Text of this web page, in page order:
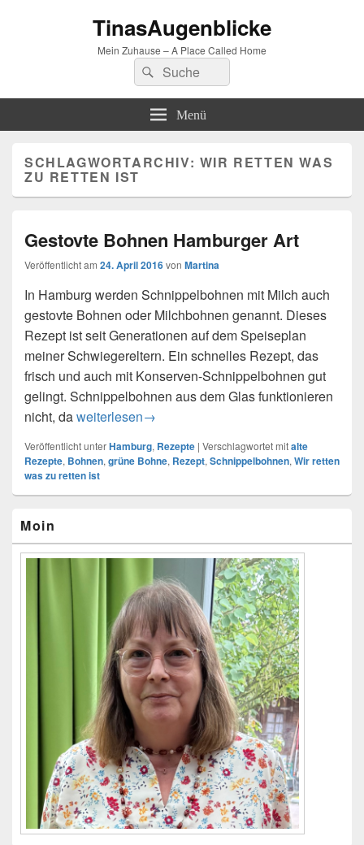
TinasAugenblicke
Mein Zuhause – A Place Called Home
Suchen
nach:
Suchen
Menü
SCHLAGWORTARCHIV: WIR RETTEN WAS
ZU RETTEN IST
Gestovte Bohnen Hamburger Art
Veröffentlicht am 24. April 2016von Martina
In Hamburg werden Schnippelbohnen mit Milch auch
gestovte Bohnen oder Milchbohnen genannt. Dieses
Rezept ist seit Generationen auf dem Speiseplan
meiner Schwiegereltern. Ein schnelles Rezept, das
frisch und auch mit Konserven-Schnippelbohnen gut
gelingt. Schnippelbohnen aus dem Glas funktionieren
nicht, daGestovte Bohnen Hamburger Art
weiterlesen→
Veröffentlicht unterHamburg, Rezepte | Verschlagwortet mitalte
Rezepte, Bohnen, grüne Bohne, Rezept, Schnippelbohnen, Wir retten
was zu retten ist
Seitenleisten-
Widgetbereich
Moin